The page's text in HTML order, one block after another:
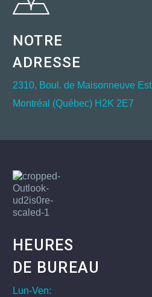
NOTRE
ADRESSE
2310, Boul. de Maisonneuve Est
Montréal (Québec) H2K 2E7
HEURES
DE BUREAU
Lun-Ven: